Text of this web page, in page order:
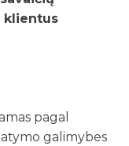
klientus
pagal
galimybes